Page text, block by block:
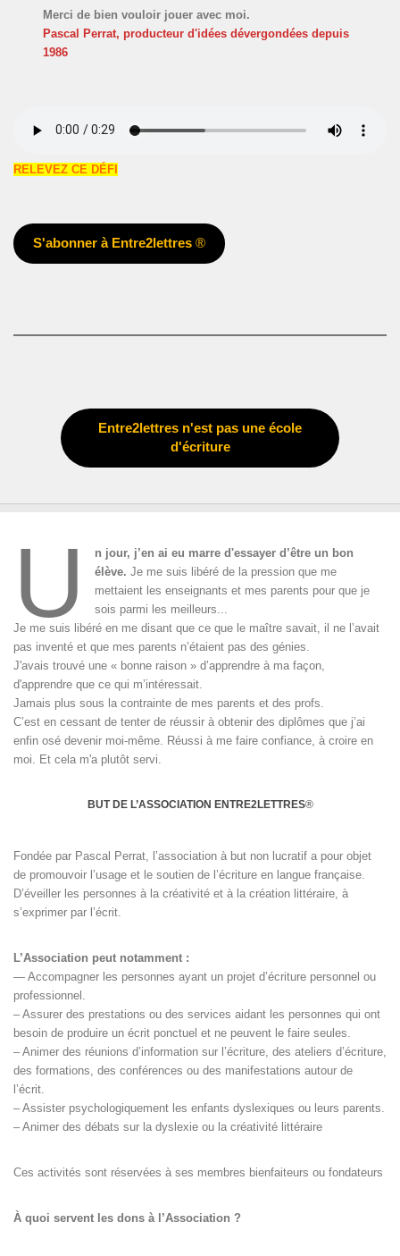
Merci de bien vouloir jouer avec moi.
Pascal Perrat, producteur d'idées dévergondées depuis
1986
RELEVEZ CE DÉFI
S'abonner à Entre2lettres®
Entre2lettres n'est pas une école
d'écriture
U
n jour, j’en ai eu marre d'essayer d’être un bon
élève.Je me suis libéré de la pression que me
mettaient les enseignants et mes parents pour que je
sois parmi les meilleurs...
Je me suis libéré en me disant que ce que le maître savait, il ne l’avait
pas inventé et que mes parents n’étaient pas des génies.
J'avais trouvé une « bonne raison » d’apprendre à ma façon,
d'apprendre que ce qui m’intéressait.
Jamais plus sous la contrainte de mes parents et des profs.
C’est en cessant de tenter de réussir à obtenir des diplômes que j’ai
enfin osé devenir moi-même. Réussi à me faire confiance, à croire en
moi. Et cela m'a plutôt servi.
BUT DE L’ASSOCIATION ENTRE2LETTRES®
Fondée par Pascal Perrat, l’association à but non lucratif a pour objet
de promouvoir l’usage et le soutien de l’écriture en langue française.
D’éveiller les personnes à la créativité et à la création littéraire, à
s’exprimer par l’écrit.
L’Association peut notamment :
— Accompagner les personnes ayant un projet d’écriture personnel ou
professionnel.
– Assurer des prestations ou des services aidant les personnes qui ont
besoin de produire un écrit ponctuel et ne peuvent le faire seules.
– Animer des réunions d’information sur l’écriture, des ateliers d’écriture,
des formations, des conférences ou des manifestations autour de
l’écrit.
– Assister psychologiquement les enfants dyslexiques ou leurs parents.
– Animer des débats sur la dyslexie ou la créativité littéraire
Ces activités sont réservées à ses membres bienfaiteurs ou fondateurs
À quoi servent les dons à l’Association ?